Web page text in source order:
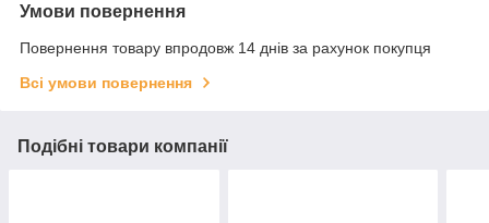
Умови повернення
Повернення товару впродовж 14 днів за рахунок покупця
Всі умови повернення
Подібні товари компанії